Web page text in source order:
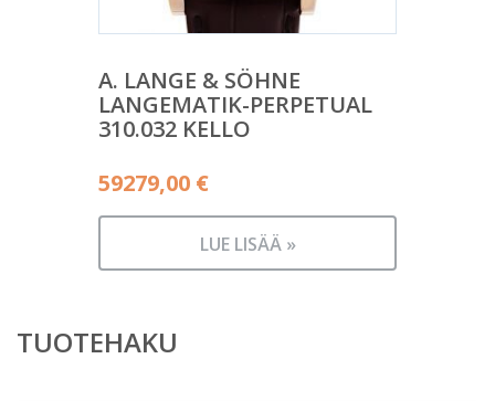
A. LANGE & SÖHNE
LANGEMATIK-PERPETUAL
310.032 KELLO
59279,00 €
LUE LISÄÄ »
TUOTEHAKU